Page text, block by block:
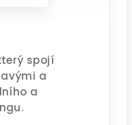
spojí
a
a